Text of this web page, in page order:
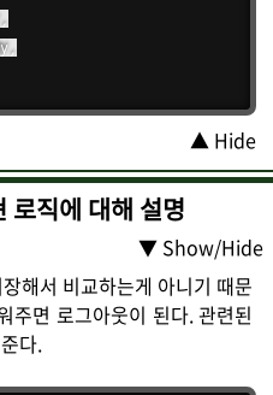
,
,
▲ Hide
로직에 대해 설명
▼ Show/Hide
해서 비교하는게 아니기 때문
주면 로그아웃이 된다. 관련된
다.